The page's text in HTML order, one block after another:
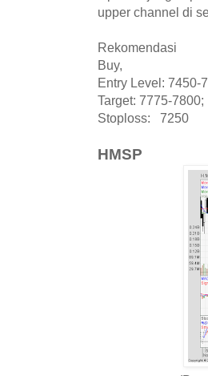
upper channel di
Rekomendasi
Buy,
Entry Level: 7450-
Target: 7775-7800;
Stoploss: 7250
HMSP